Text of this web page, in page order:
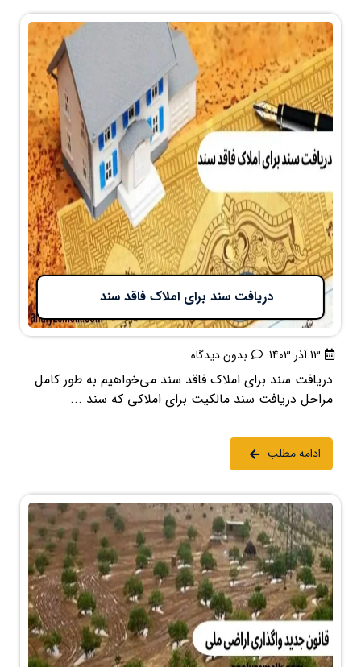
دریافت سند برای املاک فاقد سند
13 آذر 1403 بدون دیدگاه
دریافت سند برای املاک فاقد سند می‌خواهیم به طور کامل
مراحل دریافت سند مالکیت برای املاکی که سند ...
ادامه مطلب